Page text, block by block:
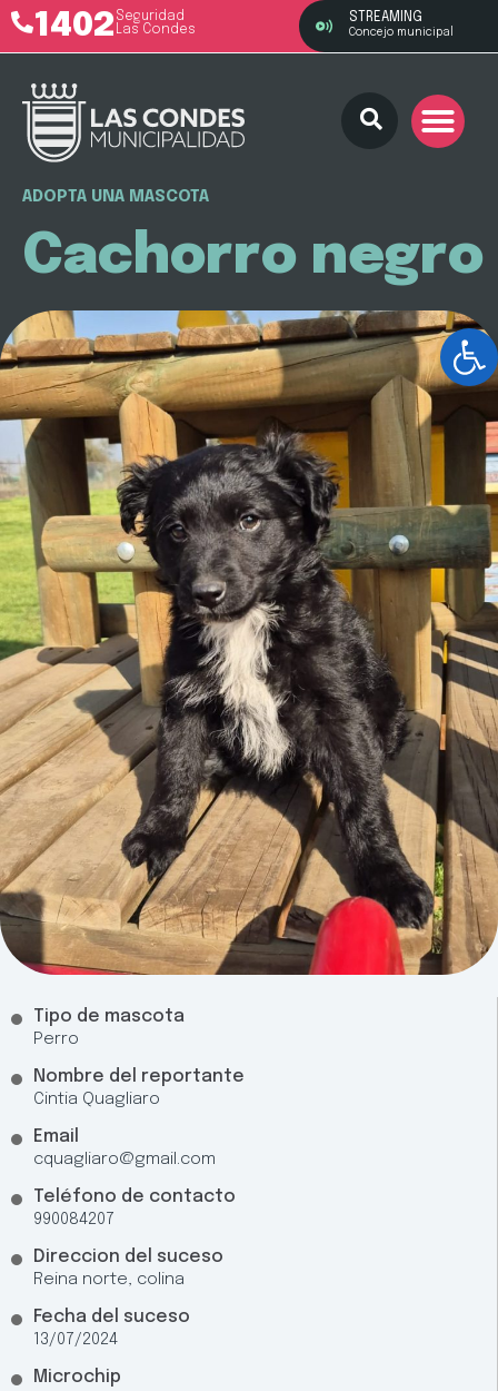
1402 Seguridad
Las Condes
STREAMING
Concejo municipal
ADOPTA UNA MASCOTA
Cachorro negro
Tipo de mascota
Perro
Nombre del reportante
Cintia Quagliaro
Email
cquagliaro@gmail.com
Teléfono de contacto
990084207
Direccion del suceso
Reina norte, colina
Fecha del suceso
13/07/2024
Microchip